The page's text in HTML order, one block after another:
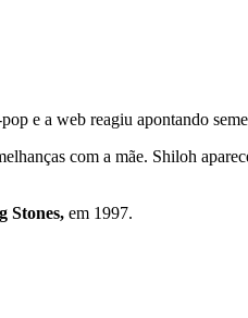
e a web reagiu apontando
com a mãe. Shiloh
Stones, em 1997.